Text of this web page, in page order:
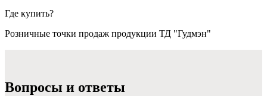
Где купить?
Розничные точки продаж продукции ТД "Гудмэн"
Вопросы и ответы